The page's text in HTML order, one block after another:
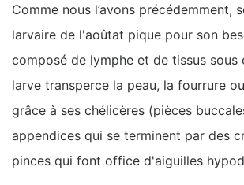
Comme nous l’avons précédemment,
larvaire de l'aoûtat pique pour son
composé de lymphe et de tissus sous
larve transperce la peau, la fourrure
grâce à ses chélicères (pièces
appendices qui se terminent par des
pinces qui font office d'aiguilles